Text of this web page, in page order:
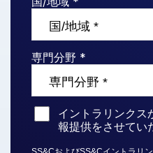
専門分野 *
イントラリンクス
報提供をさせてい